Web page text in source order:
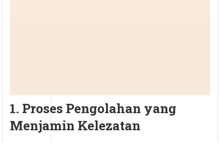
1. Proses Pengolahan yang
Menjamin Kelezatan